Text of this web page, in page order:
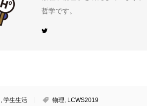
哲学です。
, 学生生活 物理, LCWS2019